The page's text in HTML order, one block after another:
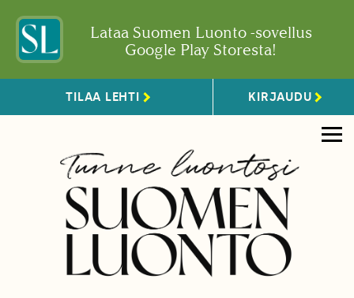
Lataa Suomen Luonto -sovellus
Google Play Storesta!
TILAA LEHTI KIRJAUDU